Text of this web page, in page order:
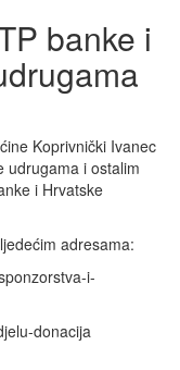
banke i
Koprivnički Ivanec
udrugama i ostalim
i Hrvatske
adresama:
i-
donacija